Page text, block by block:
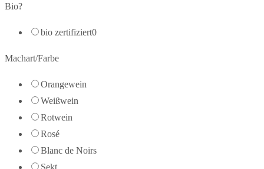
Bio?
bio zertifiziert0
Machart/Farbe
Orangewein
Weißwein
Rotwein
Rosé
Blanc de Noirs
Sekt